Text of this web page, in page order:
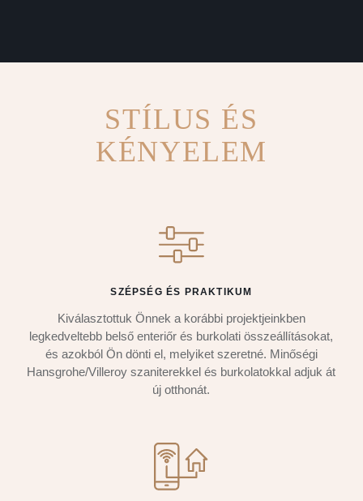
STÍLUS ÉS
KÉNYELEM
SZÉPSÉG ÉS PRAKTIKUM
Kiválasztottuk Önnek a korábbi projektjeinkben
legkedveltebb belső enteriőr és burkolati összeállításokat,
és azokból Ön dönti el, melyiket szeretné. Minőségi
Hansgrohe/Villeroy szaniterekkel és burkolatokkal adjuk át
új otthonát.